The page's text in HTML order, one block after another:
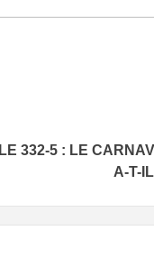
332-5 : LE
A-T-